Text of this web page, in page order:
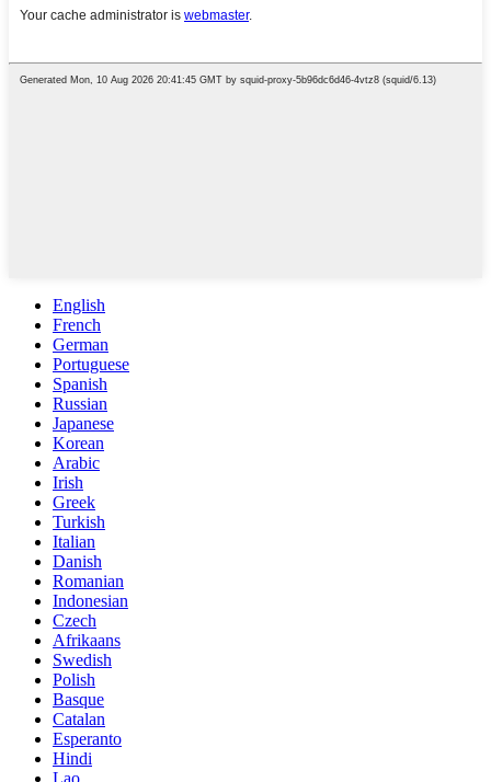
English
French
German
Portuguese
Spanish
Russian
Japanese
Korean
Arabic
Irish
Greek
Turkish
Italian
Danish
Romanian
Indonesian
Czech
Afrikaans
Swedish
Polish
Basque
Catalan
Esperanto
Hindi